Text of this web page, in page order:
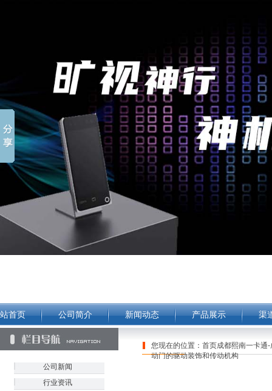
首页 公司简介 新闻动态 产品展示 渠
您现在的位置： 首页成都熙南一卡通
动门的驱动装饰和传动机构
公司新闻
行业资讯